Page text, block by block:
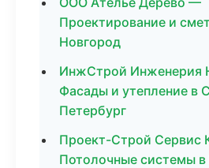
Проектирование и
Новгород
ИнжСтрой Инженерия
Фасады и утепление в
Петербург
Проект-Строй Сервис
Потолочные системы